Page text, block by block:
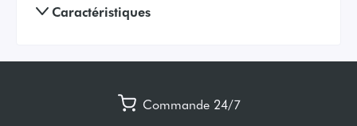
Caractéristiques
Commande 24/7